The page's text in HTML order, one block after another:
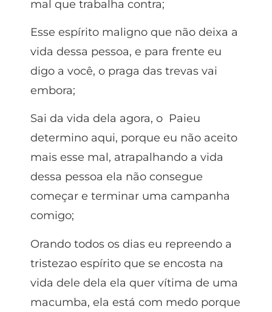
mal que trabalha contra;
Esse espírito maligno que não deixa a
vida dessa pessoa, e para frente eu
digo a você, o praga das trevas vai
embora;
Sai da vida dela agora, o Paieu
determino aqui, porque eu não aceito
mais esse mal, atrapalhando a vida
dessa pessoa ela não consegue
começar e terminar uma campanha
comigo;
Orando todos os dias eu repreendo a
tristezao espírito que se encosta na
vida dele dela ela quer vítima de uma
macumba, ela está com medo porque